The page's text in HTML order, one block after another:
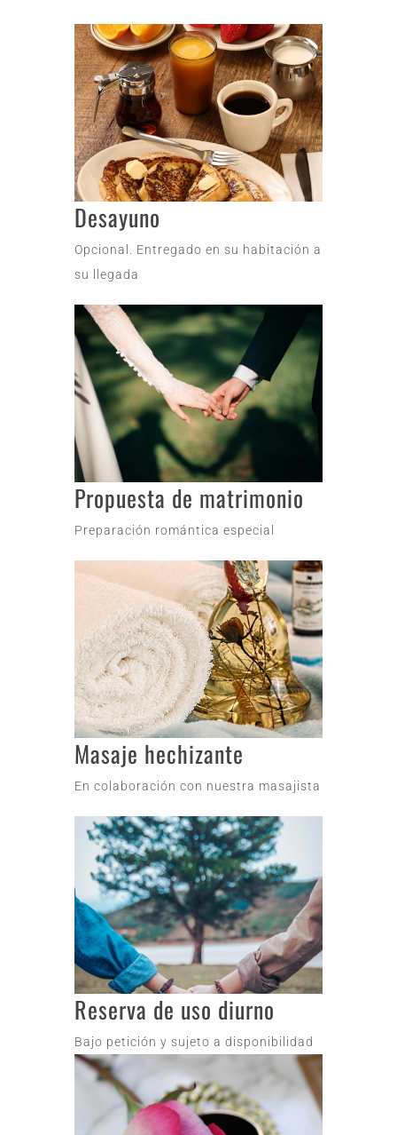
Desayuno
Opcional. Entregado en su habitación a
su llegada
Propuesta de matrimonio
Preparación romántica especial
Masaje hechizante
En colaboración con nuestra masajista
Reserva de uso diurno
Bajo petición y sujeto a disponibilidad